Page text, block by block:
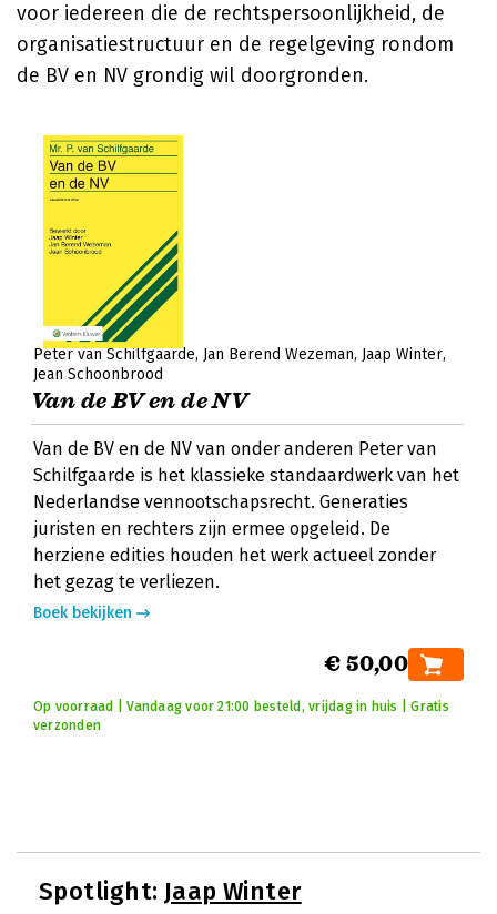
voor iedereen die de rechtspersoonlijkheid, de
organisatiestructuur en de regelgeving rondom
de BV en NV grondig wil doorgronden.
Peter van Schilfgaarde Jan Berend Wezeman Jaap Winter
Jean Schoonbrood
Van de BV en de NV
Van de BV en de NV van onder anderen Peter van
Schilfgaarde is het klassieke standaardwerk van het
Nederlandse vennootschapsrecht. Generaties
juristen en rechters zijn ermee opgeleid. De
herziene edities houden het werk actueel zonder
het gezag te verliezen.
Boek bekijken
€ 50,00
Op voorraad | Vandaag voor 21:00 besteld, vrijdag in huis | Gratis
verzonden
Spotlight: Jaap Winter